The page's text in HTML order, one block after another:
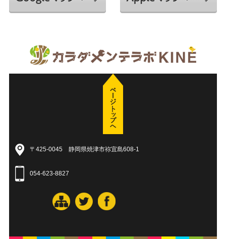
〒425-0045 静岡県焼津市祢宜島608-1
054-623-8827